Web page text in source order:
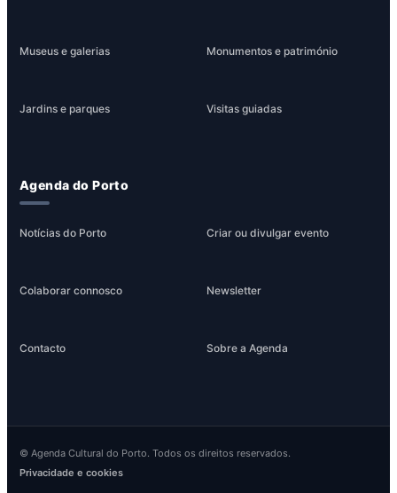
Museus e galerias Monumentos e património
Jardins e parques Visitas guiadas
Agenda do Porto
Notícias do Porto Criar ou divulgar evento
Colaborar connosco Newsletter
Contacto Sobre a Agenda
© Agenda Cultural do Porto. Todos os direitos reservados.
Privacidade e cookies